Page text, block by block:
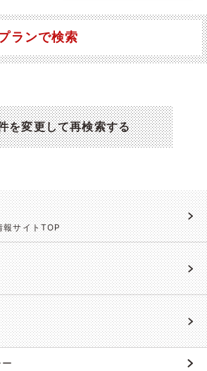
ランで検索
を変更して再検索する
報サイトTOP